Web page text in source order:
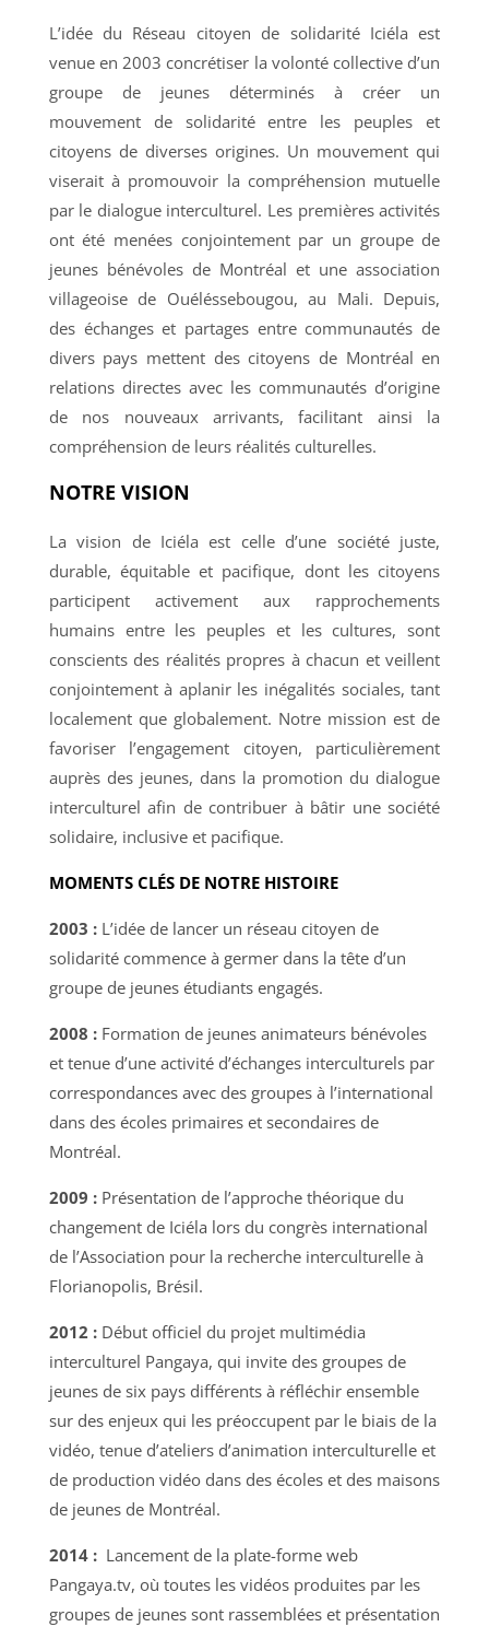
L’idée du Réseau citoyen de solidarité Iciéla est
venue en 2003 concrétiser la volonté collective d’un
groupe de jeunes déterminés à créer un
mouvement de solidarité entre les peuples et
citoyens de diverses origines. Un mouvement qui
viserait à promouvoir la compréhension mutuelle
par le dialogue interculturel. Les premières activités
ont été menées conjointement par un groupe de
jeunes bénévoles de Montréal et une association
villageoise de Ouéléssebougou, au Mali. Depuis,
des échanges et partages entre communautés de
divers pays mettent des citoyens de Montréal en
relations directes avec les communautés d’origine
de nos nouveaux arrivants, facilitant ainsi la
compréhension de leurs réalités culturelles.
NOTRE VISION
La vision de Iciéla est celle d’une société juste,
durable, équitable et pacifique, dont les citoyens
participent activement aux rapprochements
humains entre les peuples et les cultures, sont
conscients des réalités propres à chacun et veillent
conjointement à aplanir les inégalités sociales, tant
localement que globalement. Notre mission est de
favoriser l’engagement citoyen, particulièrement
auprès des jeunes, dans la promotion du dialogue
interculturel afin de contribuer à bâtir une société
solidaire, inclusive et pacifique.
MOMENTS CLÉS DE NOTRE HISTOIRE
2003 :L’idée de lancer un réseau citoyen de
solidarité commence à germer dans la tête d’un
groupe de jeunes étudiants engagés.
2008 :Formation de jeunes animateurs bénévoles
et tenue d’une activité d’échanges interculturels par
correspondances avec des groupes à l’international
dans des écoles primaires et secondaires de
Montréal.
2009 : Présentation de l’approche théorique du
changement de Iciéla lors du congrès international
de l’Association pour la recherche interculturelle à
Florianopolis, Brésil.
2012 :Début officiel du projet multimédia
interculturel Pangaya, qui invite des groupes de
jeunes de six pays différents à réfléchir ensemble
sur des enjeux qui les préoccupent par le biais de la
vidéo, tenue d’ateliers d’animation interculturelle et
de production vidéo dans des écoles et des maisons
de jeunes de Montréal.
2014 : Lancement de la plate-forme web
Pangaya.tv, où toutes les vidéos produites par les
groupes de jeunes sont rassemblées et présentation